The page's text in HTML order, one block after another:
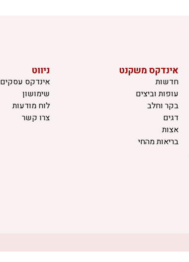
אינדקס משקנט
חדשות
עופות וביצים
בקר וחלב
דגים
אצות
בריאות מהחי
ניווט
אינדקס עסקים
שימושון
לוח מודעות
צרו קשר